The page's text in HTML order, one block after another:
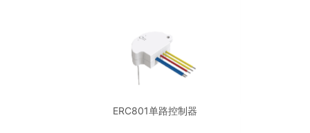
ERC801单路控制器